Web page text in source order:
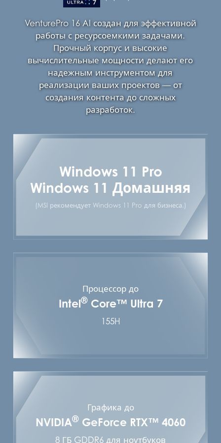
VenturePro 16 AI создан для эффективной
работы с ресурсоемкими задачами.
Прочный корпус и высокие
вычислительные мощности делают его
надежным инструментом для
реализации ваших проектов — от
создания контента до сложных
разработок.
Windows 11 Pro
Windows 11 Домашняя
(MSI рекомендует Windows 11 Pro для бизнеса.)
Процессор до
Intel®Core™ Ultra 7
155H
Графика до
NVIDIA® GeForce RTX™ 4060
8 ГБ GDDR6 для ноутбуков